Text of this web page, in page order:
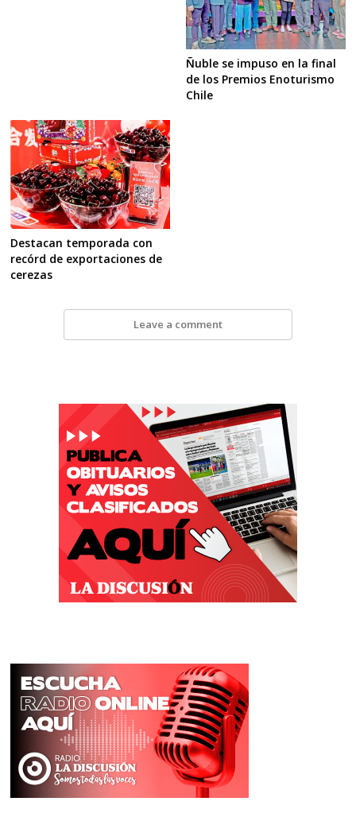
Ñuble se impuso en la final
de los Premios Enoturismo
Chile
Destacan temporada con
recórd de exportaciones de
cerezas
Leave a comment